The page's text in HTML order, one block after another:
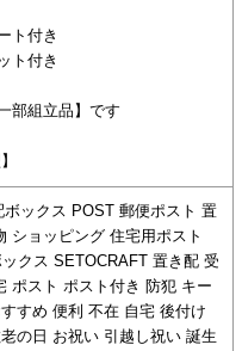
ト付き
ト付き
部組立品】です
ックス POST 郵便ポスト 置
ショッピング 住宅用ポスト
クス SETOCRAFT 置き配 受
ポスト ポスト付き 防犯 キー
すめ 便利 不在 自宅 後付け
の日 お祝い 引越し祝い 誕生